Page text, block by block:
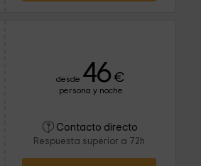
desde 46 €
persona y noche
Contacto directo
Respuesta superior a 72h